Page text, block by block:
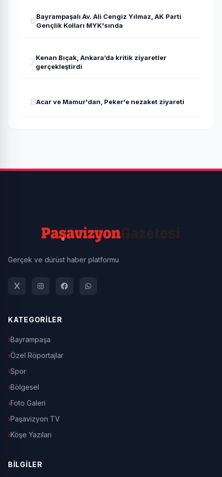
6Bayrampaşalı Av. Ali Cengiz Yılmaz, AK Parti
Gençlik Kolları MYK'sında
7Kenan Bıçak, Ankara’da kritik ziyaretler
gerçekleştirdi
8Acar ve Mamur'dan, Peker'e nezaket ziyareti
Gerçek ve dürüst haber platformu
KATEGORİLER
Bayrampaşa
Özel Röportajlar
Spor
Bölgesel
Foto Galeri
Paşavizyon TV
Köşe Yazıları
BİLGİLER